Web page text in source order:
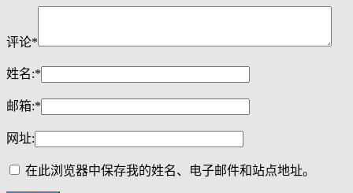
评论*
姓名:*
邮箱:*
网址:
在此浏览器中保存我的姓名、电子邮件和站点地址。